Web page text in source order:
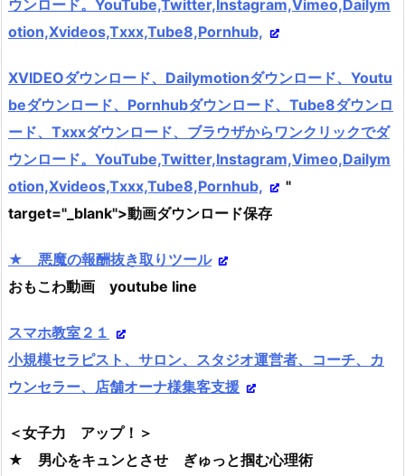
ウンロード。YouTube,Twitter,Instagram,Vimeo,Dailym
otion,Xvideos,Txxx,Tube8,Pornhub,
XVIDEOダウンロード、Dailymotionダウンロード、Youtu
beダウンロード、Pornhubダウンロード、Tube8ダウンロ
ード、Txxxダウンロード、ブラウザからワンクリックでダ
ウンロード。YouTube,Twitter,Instagram,Vimeo,Dailym
otion,Xvideos,Txxx,Tube8,Pornhub,
"
target="_blank">動画ダウンロード保存
★ 悪魔の報酬抜き取りツール
おもこわ動画 youtube line
スマホ教室２１
小規模セラピスト、サロン、スタジオ運営者、コーチ、カ
ウンセラー、店舗オーナ様集客支援
＜女子力 アップ！＞
★ 男心をキュンとさせ ぎゅっと掴む心理術